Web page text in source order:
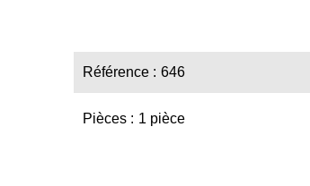
Référence 646
Pièces 1 pièce